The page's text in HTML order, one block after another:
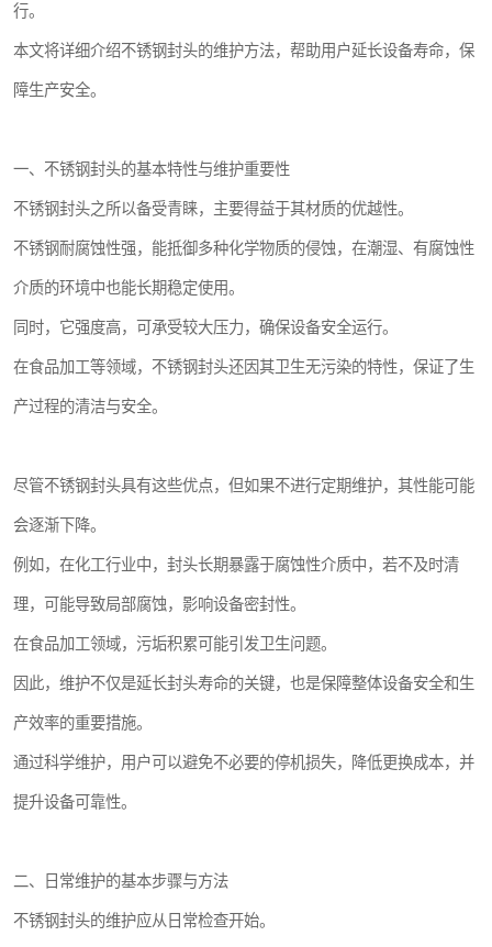
行。
本文将详细介绍不锈钢封头的维护方法，帮助用户延长设备寿命，保
障生产安全。
一、不锈钢封头的基本特性与维护重要性
不锈钢封头之所以备受青睐，主要得益于其材质的优越性。
不锈钢耐腐蚀性强，能抵御多种化学物质的侵蚀，在潮湿、有腐蚀性
介质的环境中也能长期稳定使用。
同时，它强度高，可承受较大压力，确保设备安全运行。
在食品加工等领域，不锈钢封头还因其卫生无污染的特性，保证了生
产过程的清洁与安全。
尽管不锈钢封头具有这些优点，但如果不进行定期维护，其性能可能
会逐渐下降。
例如，在化工行业中，封头长期暴露于腐蚀性介质中，若不及时清
理，可能导致局部腐蚀，影响设备密封性。
在食品加工领域，污垢积累可能引发卫生问题。
因此，维护不仅是延长封头寿命的关键，也是保障整体设备安全和生
产效率的重要措施。
通过科学维护，用户可以避免不必要的停机损失，降低更换成本，并
提升设备可靠性。
二、日常维护的基本步骤与方法
不锈钢封头的维护应从日常检查开始。